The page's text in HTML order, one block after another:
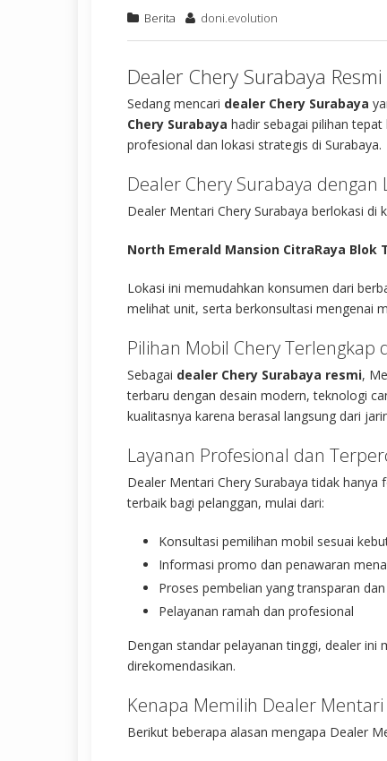
Berita doni.evolution
Dealer Chery Surabaya
Sedang mencari dealer Chery Surabaya
Chery Surabaya hadir sebagai pilihan
profesional dan lokasi strategis di Surabaya.
Dealer Chery Surabaya dengan
Dealer Mentari Chery Surabaya berlokasi di
North Emerald Mansion CitraRaya Blok
Lokasi ini memudahkan konsumen dari
melihat unit, serta berkonsultasi mengenai
Pilihan Mobil Chery Terlengkap
Sebagai dealer Chery Surabaya resmi,
terbaru dengan desain modern, teknologi
kualitasnya karena berasal langsung dari
Layanan Profesional dan
Dealer Mentari Chery Surabaya tidak
terbaik bagi pelanggan, mulai dari:
Konsultasi pemilihan mobil sesuai
Informasi promo dan penawaran
Proses pembelian yang transparan
Pelayanan ramah dan profesional
Dengan standar pelayanan tinggi, dealer ini
direkomendasikan.
Kenapa Memilih Dealer Mentari
Berikut beberapa alasan mengapa Dealer